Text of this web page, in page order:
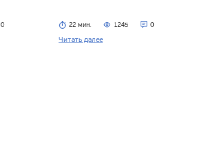
0 22 мин. 1245 0
Читать далее